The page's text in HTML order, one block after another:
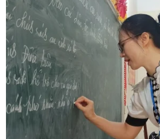
Vụ xả súng tại Thái Lan: Cảnh
lộ hành vi của nghi phạm
gây án
09/08/2026 13:42
Đồng chí Xaysomphone